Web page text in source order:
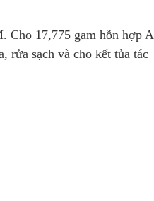
Cho 17,775 gam hỗn hợp A
rửa sạch và cho kết tủa tác